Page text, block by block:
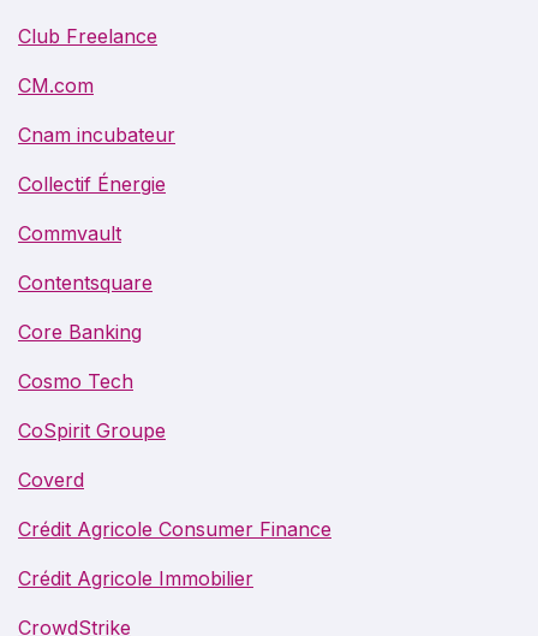
Club Freelance
CM.com
Cnam incubateur
Collectif Énergie
Commvault
Contentsquare
Core Banking
Cosmo Tech
CoSpirit Groupe
Coverd
Crédit Agricole Consumer Finance
Crédit Agricole Immobilier
CrowdStrike